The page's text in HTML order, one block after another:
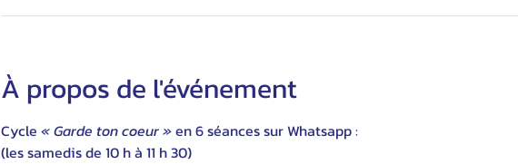
À propos de l'événement
Cycle « Garde ton coeur » en 6 séances sur Whatsapp :
(les samedis de 10 h à 11 h 30)